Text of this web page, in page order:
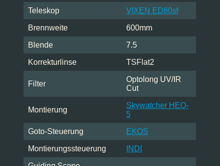
Teleskop VIXEN ED80sf
Brennweite 600mm
Blende 7.5
Korrekturlinse TSFlat2
Filter
Optolong UV/IR
Cut
Montierung
Skywatcher HEQ-
5
Goto-Steuerung EKOS
Montierungssteuerung INDI